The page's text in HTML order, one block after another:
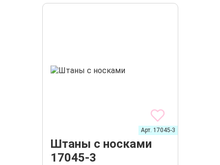
Штаны с носками
17045-3
Арт. 17045-3